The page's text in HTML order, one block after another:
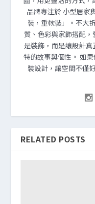
品牌專注於 小型居家
裝，重軟裝」。不大
質、色彩與家飾搭配
是裝飾，而是讓設計
特的故事與個性。 如
裝設計，讓空間不僅
RELATED POSTS